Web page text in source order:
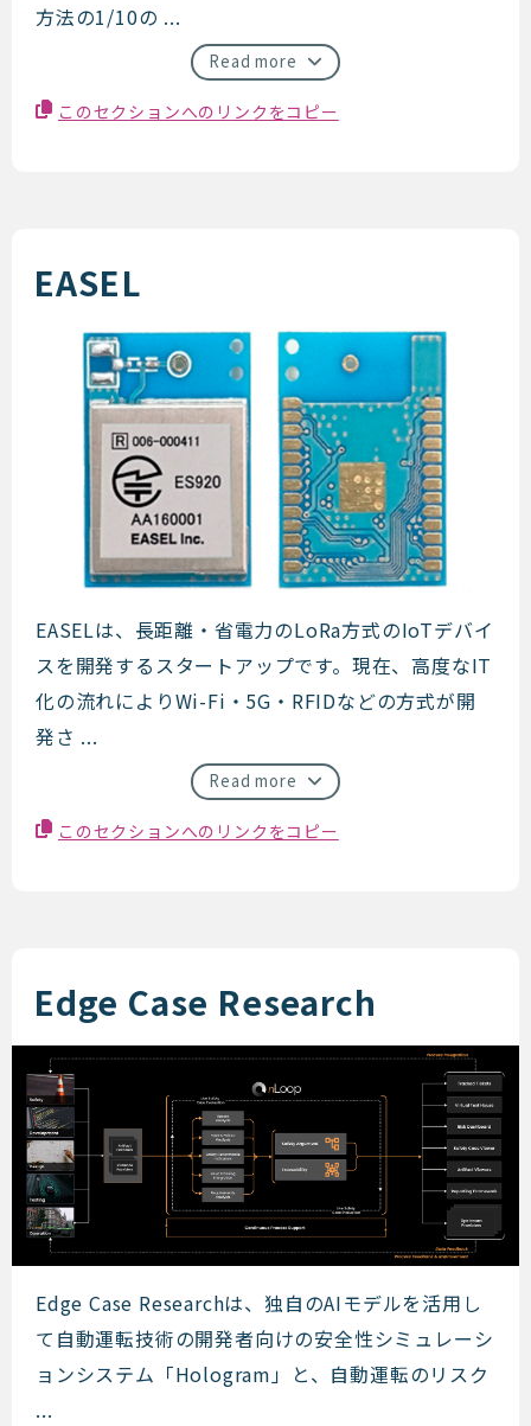
方法の1/10の ...
Read more
このセクションへのリンクをコピー
EASEL
EASEL
EASELは、長距離・省電力のLoRa方式のIoTデバイ
スを開発するスタートアップです。現在、高度なIT
化の流れによりWi-Fi・5G・RFIDなどの方式が開
発さ ...
Read more
このセクションへのリンクをコピー
Edge Case Research
Edge Case Research
Edge Case Researchは、独自のAIモデルを活用し
て自動運転技術の開発者向けの安全性シミュレーシ
ョンシステム「Hologram」と、自動運転のリスク
...